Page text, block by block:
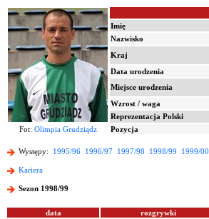
Imię
Nazwisko
Kraj
Data urodzenia
Miejsce urodzenia
Wzrost / waga
Reprezentacja Polski
Fot: Olimpia Grudziądz Pozycja
Występy: 1995/96 1996/97 1997/98 1998/99 1999/00
Kariera
Sezon 1998/99
data rozgrywki